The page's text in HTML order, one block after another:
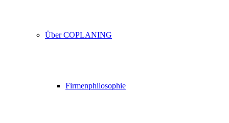
Über COPLANING
Firmenphilosophie